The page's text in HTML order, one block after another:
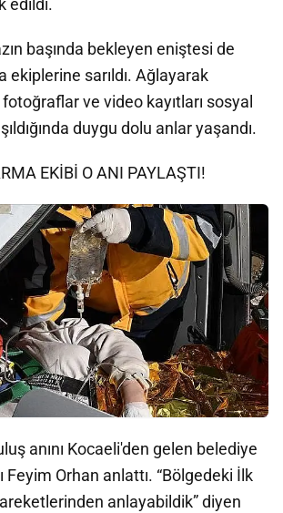
edildi.
başında bekleyen eniştesi de
ekiplerine sarıldı. Ağlayarak
ve video kayıtları sosyal
duygu dolu anlar yaşandı.
EKİBİ O ANI PAYLAŞTI!
anını Kocaeli'den gelen belediye
Feyim Orhan anlattı. “Bölgedeki İlk
anlayabildik” diyen